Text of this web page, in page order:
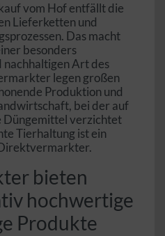
vom Hof entfällt die
Lieferketten und
Das macht
besonders
Art des
legen großen
Produktion und
bei der auf
Düngemittel verzichtet
Tierhaltung ist ein
bieten
hochwertige
Produkte